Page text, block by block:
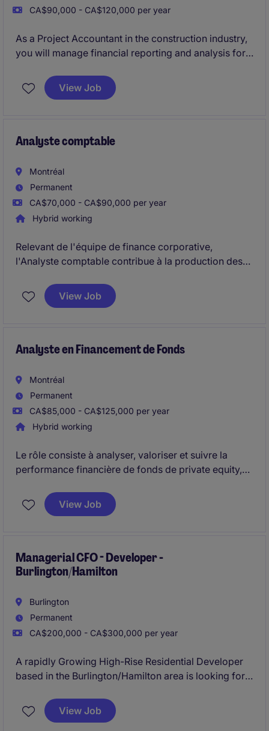
CA$90,000 - CA$120,000 per year
As a Project Accountant in the construction industry,
you will manage financial reporting and analysis for
to monitor budgets, prepare forecasts, and ensure
accurate financial records.
View Job
Analyste comptable
Montréal
Permanent
CA$70,000 - CA$90,000 per year
Hybrid working
Relevant de l'équipe de finance corporative,
l'Analyste comptable contribue à la production des
financières. Il joue un rôle clé dans les opérations de
clôture mensuelle et le maintien des contrôles
View Job
Analyste en Financement de Fonds
Montréal
Permanent
CA$85,000 - CA$125,000 per year
Hybrid working
Le rôle consiste à analyser, valoriser et suivre la
performance financière de fonds de private equity,
investisseurs et parties prenantes. Il implique
également le contrôle des flux, la coordination avec
View Job
Managerial CFO - Developer -
Burlington/Hamilton
Burlington
Permanent
CA$200,000 - CA$300,000 per year
A rapidly Growing High-Rise Residential Developer
based in the Burlington/Hamilton area is looking for
CFO to assist with continued company growth.
View Job